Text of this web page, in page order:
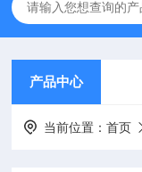
产品中心
当前位置：首页